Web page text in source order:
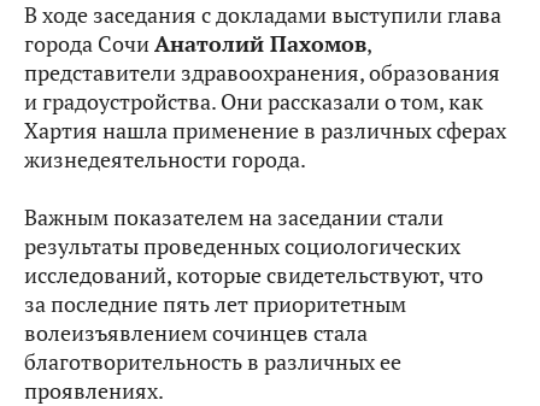
В ходе заседания с докладами выступили глава
города СочиАнатолий Пахомов,
представители здравоохранения, образования
и градоустройства. Они рассказали о том, как
Хартия нашла применение в различных сферах
жизнедеятельности города.
Важным показателем на заседании стали
результаты проведенных социологических
исследований, которые свидетельствуют, что
за последние пять лет приоритетным
волеизъявлением сочинцев стала
благотворительность в различных ее
проявлениях.